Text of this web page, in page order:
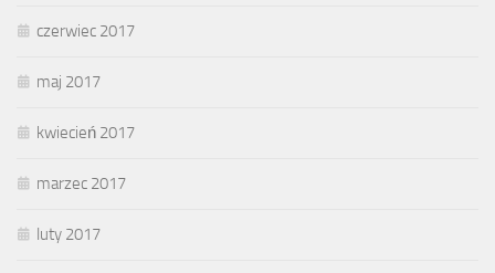
czerwiec 2017
maj 2017
kwiecień 2017
marzec 2017
luty 2017